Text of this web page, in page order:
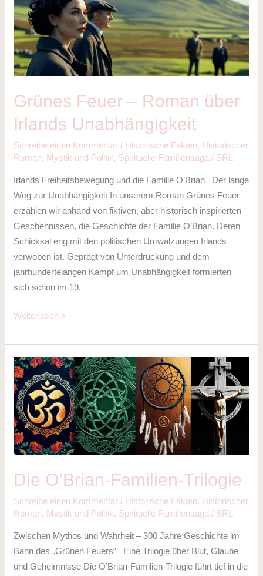
Grünes Feuer – Roman über
Irlands Unabhängigkeit
Schreibe einen Kommentar / Historische Fakten, Historischer
Roman, Mystik und Politik, Spirituelle Familiensaga / SRL
Irlands Freiheitsbewegung und die Familie O’Brian Der lange
Weg zur Unabhängigkeit In unserem Roman Grünes Feuer
erzählen wir anhand von fiktiven, aber historisch inspirierten
Geschehnissen, die Geschichte der Familie O’Brian. Deren
Schicksal eng mit den politischen Umwälzungen Irlands
verwoben ist. Geprägt von Unterdrückung und dem
jahrhundertelangen Kampf um Unabhängigkeit formierten
sich schon im 19.
–
Roman
über
Irlands
Unabhängigkeit
Weiterlesen »
Die O’Brian-Familien-Trilogie
Schreibe einen Kommentar / Historische Fakten, Historischer
Roman, Mystik und Politik, Spirituelle Familiensaga / SRL
Zwischen Mythos und Wahrheit – 300 Jahre Geschichte im
Bann des „Grünen Feuers“ Eine Trilogie über Blut, Glaube
und Geheimnisse Die O’Brian-Familien-Trilogie führt tief in die
Die
O’Brian-
Familien-
Trilogie